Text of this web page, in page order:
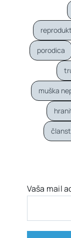
porodica
muška
Vaša mail